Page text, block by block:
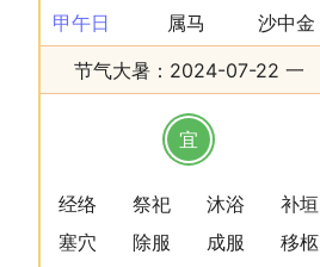
甲午日
属马
沙中金
节气大暑：2024-07-22 一
宜
经络 祭祀 沐浴
补垣
塞穴
除服 成服
移柩